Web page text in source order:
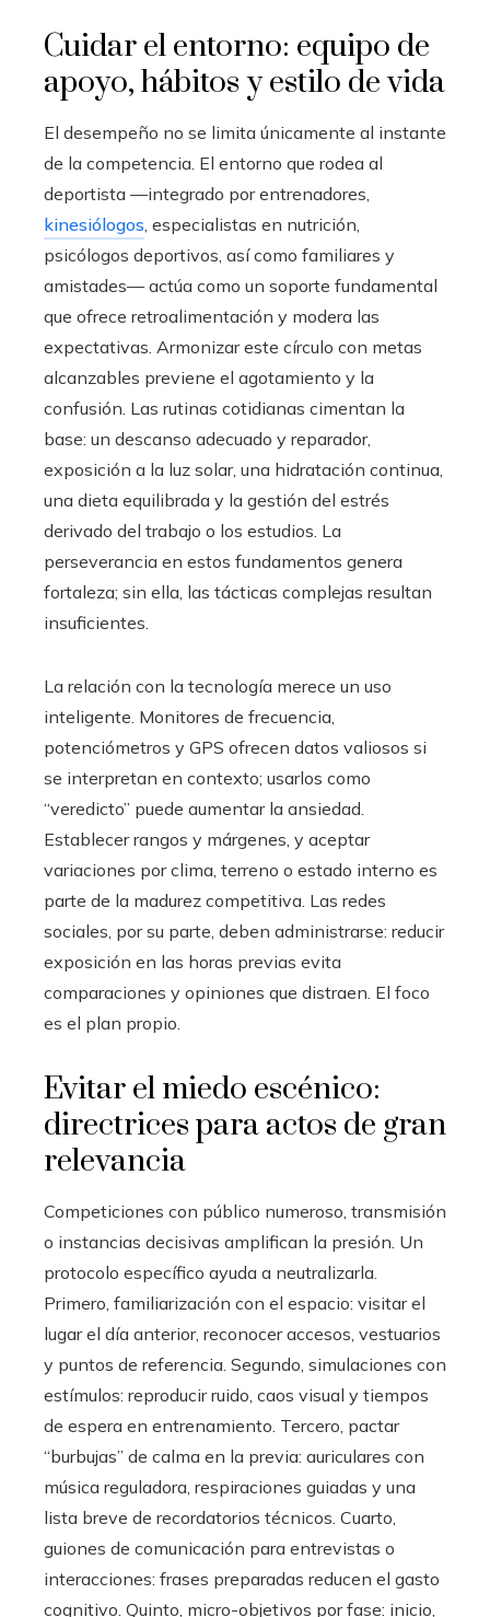
Cuidar el entorno: equipo de
apoyo, hábitos y estilo de vida
El desempeño no se limita únicamente al instante
de la competencia. El entorno que rodea al
deportista —integrado por entrenadores,
kinesiólogos , especialistas en nutrición,
psicólogos deportivos, así como familiares y
amistades— actúa como un soporte fundamental
que ofrece retroalimentación y modera las
expectativas. Armonizar este círculo con metas
alcanzables previene el agotamiento y la
confusión. Las rutinas cotidianas cimentan la
base: un descanso adecuado y reparador,
exposición a la luz solar, una hidratación continua,
una dieta equilibrada y la gestión del estrés
derivado del trabajo o los estudios. La
perseverancia en estos fundamentos genera
fortaleza; sin ella, las tácticas complejas resultan
insuficientes.
La relación con la tecnología merece un uso
inteligente. Monitores de frecuencia,
potenciómetros y GPS ofrecen datos valiosos si
se interpretan en contexto; usarlos como
“veredicto” puede aumentar la ansiedad.
Establecer rangos y márgenes, y aceptar
variaciones por clima, terreno o estado interno es
parte de la madurez competitiva. Las redes
sociales, por su parte, deben administrarse: reducir
exposición en las horas previas evita
comparaciones y opiniones que distraen. El foco
es el plan propio.
Evitar el miedo escénico:
directrices para actos de gran
relevancia
Competiciones con público numeroso, transmisión
o instancias decisivas amplifican la presión. Un
protocolo específico ayuda a neutralizarla.
Primero, familiarización con el espacio: visitar el
lugar el día anterior, reconocer accesos, vestuarios
y puntos de referencia. Segundo, simulaciones con
estímulos: reproducir ruido, caos visual y tiempos
de espera en entrenamiento. Tercero, pactar
“burbujas” de calma en la previa: auriculares con
música reguladora, respiraciones guiadas y una
lista breve de recordatorios técnicos. Cuarto,
guiones de comunicación para entrevistas o
interacciones: frases preparadas reducen el gasto
cognitivo. Quinto, micro-objetivos por fase: inicio,